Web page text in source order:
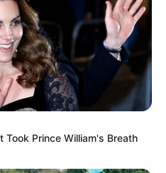
Prince William's Breath